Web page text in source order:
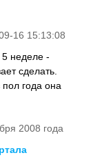
16 15:13:08
неделе -
сделать.
года она
2008 года